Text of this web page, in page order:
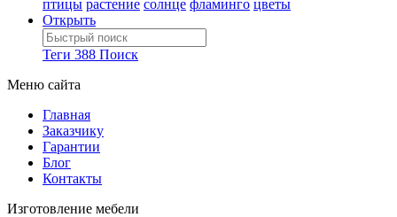
птицы растение солнце фламинго цветы
Открыть
Теги 388 Поиск
Меню сайта
Главная
Заказчику
Гарантии
Блог
Контакты
Изготовление мебели